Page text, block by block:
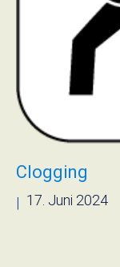
Clogging
| 17. Juni 2024